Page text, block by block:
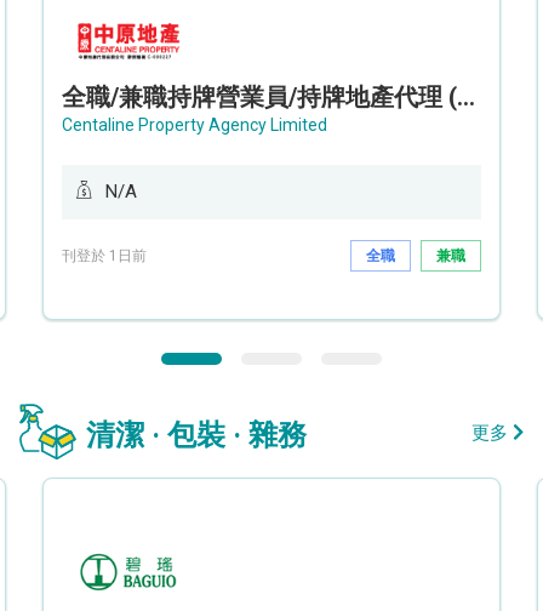
全職/兼職持牌營業員/持牌地產代理 (長沙灣/將軍澳/油塘)
Centaline Property Agency Limited
N/A
刊登於 1日前 全職 兼職
清潔 · 包裝 · 雜務 更多